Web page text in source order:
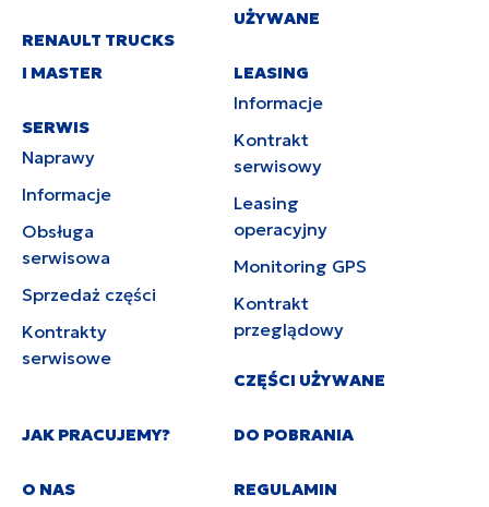
RENAULT TRUCKS
I MASTER
SERWIS
Naprawy
Informacje
Obsługa
serwisowa
Sprzedaż części
Kontrakty
serwisowe
UŻYWANE
LEASING
Informacje
Kontrakt
serwisowy
Leasing
operacyjny
Monitoring GPS
Kontrakt
przeglądowy
CZĘŚCI UŻYWANE
JAK PRACUJEMY?
O NAS
DO POBRANIA
REGULAMIN